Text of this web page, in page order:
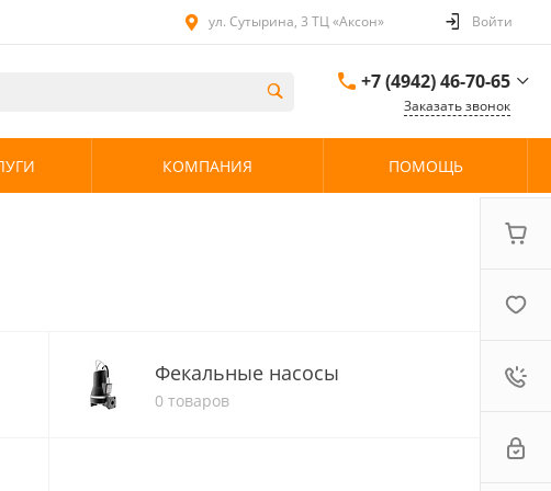
ул. Сутырина, 3 ТЦ «Аксон» Войти
+7 (4942) 46-70-65
ул. Сутырина, 3 ТЦ
Заказать звонок
КОМПАНИЯ ПОМОЩЬ
Фекальные насосы
0 товаров